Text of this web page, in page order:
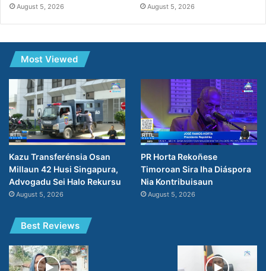
August 5, 2026 August 5, 2026
Most Viewed
Kazu Transferénsia Osan
Millaun 42 Husi Singapura,
Advogadu Sei Halo Rekursu
August 5, 2026
PR Horta Rekoñese
Timoroan Sira Iha Diáspora
Nia Kontribuisaun
August 5, 2026
Best Reviews